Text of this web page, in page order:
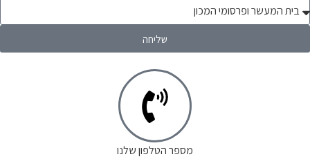
שליחה
מספר הטלפון שלנו